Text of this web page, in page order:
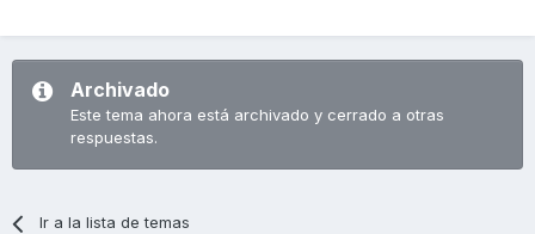
Archivado
Este tema ahora está archivado y cerrado a otras
respuestas.
Ir a la lista de temas